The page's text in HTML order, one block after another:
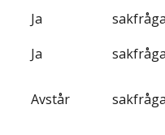
Ja
Ja
Avstår